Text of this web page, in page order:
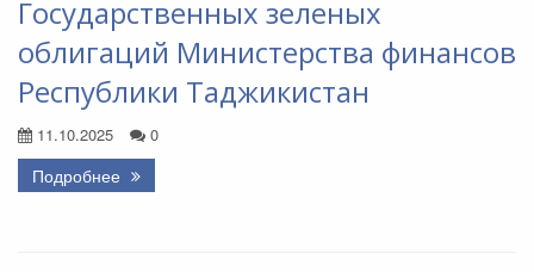
Государственных зеленых
облигаций Министерства финансов
Республики Таджикистан
11.10.2025 0
Подробнее